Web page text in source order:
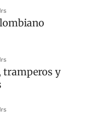
tramperos y